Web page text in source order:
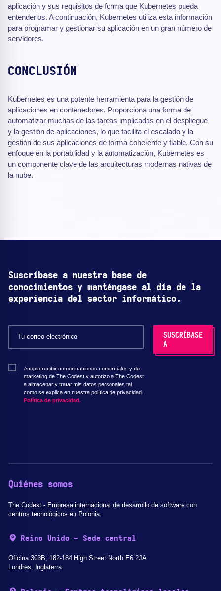
aplicación y sus requisitos de forma que Kubernetes pueda
entenderlos. A continuación, Kubernetes utiliza esta información
para programar y gestionar su aplicación en un gran número de
servidores.
CONCLUSIÓN
Kubernetes es una potente herramienta para la gestión de
aplicaciones en contenedores. Proporciona una forma de
automatizar muchas de las tareas implicadas en el despliegue
y la gestión de aplicaciones, lo que facilita el escalado y la
gestión de sus aplicaciones de forma coherente y fiable. Con su
enfoque en la portabilidad y la automatización, Kubernetes es
un componente clave de las arquitecturas modernas nativas de
la nube.
Suscríbase a nuestra base de
conocimientos y manténgase al día de la
experiencia del sector informático.
Acepto recibir comunicaciones comerciales y de
marketing de The Codest y autorizo a The Codest
a almacenar y tratar mis datos personales tal
como se explica en nuestra política de privacidad.
Política de privacidad.
Quiénes somos
The Codest - Empresa internacional de desarrollo de software con
centros tecnológicos en Polonia.
Reino Unido - Sede central
Oficina 303B, 182-184 High Street North E6 2JA
Londres, Inglaterra